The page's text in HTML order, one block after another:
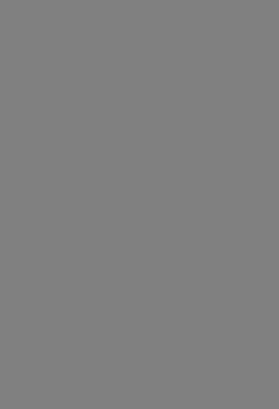
à nos clients des propriétés
personnalisée.
collaborateurs multilingues se fera une
votre transaction.
dans d’autres régions de